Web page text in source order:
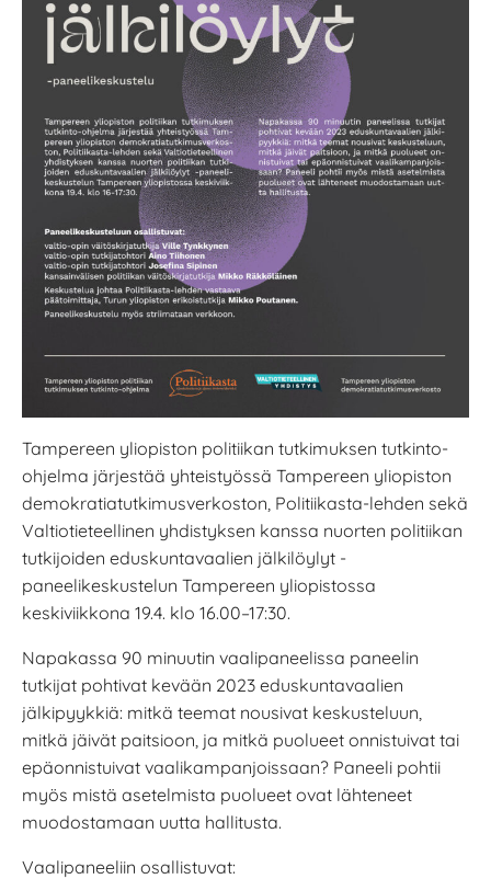
Tampereen yliopiston politiikan tutkimuksen tutkinto-
ohjelma järjestää yhteistyössä Tampereen yliopiston
demokratiatutkimusverkoston, Politiikasta-lehden sekä
Valtiotieteellinen yhdistyksen kanssa nuorten politiikan
tutkijoiden eduskuntavaalien jälkilöylyt -
paneelikeskustelun Tampereen yliopistossa
keskiviikkona 19.4. klo 16.00–17:30.
Napakassa 90 minuutin vaalipaneelissa paneelin
tutkijat pohtivat kevään 2023 eduskuntavaalien
jälkipyykkiä: mitkä teemat nousivat keskusteluun,
mitkä jäivät paitsioon, ja mitkä puolueet onnistuivat tai
epäonnistuivat vaalikampanjoissaan? Paneeli pohtii
myös mistä asetelmista puolueet ovat lähteneet
muodostamaan uutta hallitusta.
Vaalipaneeliin osallistuvat: